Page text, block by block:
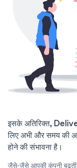
इसके अतिरिक्त,
लिए अभी और समय की
होने की संभावना है।
जैसे-जैसे आपकी कंपनी बढ़ती